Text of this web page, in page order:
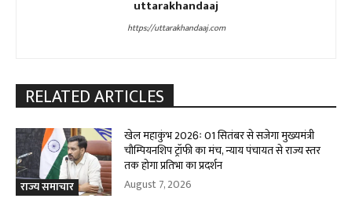
uttarakhandaaj
https://uttarakhandaaj.com
RELATED ARTICLES
राज्य समाचार
खेल महाकुंभ 2026ः 01 सितंबर से सजेगा मुख्यमंत्री
चौम्पियनशिप ट्रॉफी का मंच, न्याय पंचायत से राज्य स्तर
तक होगा प्रतिभा का प्रदर्शन
August 7, 2026